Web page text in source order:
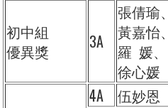
初中組
優異獎
3A
張倩瑜、
黃嘉怡、
羅 媛、
徐心媛
4A
伍妙恩